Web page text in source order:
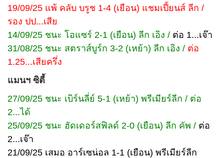
19/09/25 แพ้ คลับ บรูช 1-4 (เยือน) แชมเปี้ยนส์ ลีก /
รอง ปป...เสีย
14/09/25 ชนะ โอแซร์ 2-1 (เยือน) ลีก เอิง / ต่อ 1...เจ๊า
31/08/25 ชนะ สตราส์บูร์ก 3-2 (เหย้า) ลีก เอิง / ต่อ
1.25...เสียครึ่ง
แมนฯ ซิตี้
27/09/25 ชนะ เบิร์นลี่ย์ 5-1 (เหย้า) พรีเมียร์ลีก / ต่อ
2...ได้
25/09/25 ชนะ ฮัดเดอร์สฟิลด์ 2-0 (เยือน) ลีก คัพ / ต่อ
2...เจ๊า
21/09/25 เสมอ อาร์เซน่อล 1-1 (เยือน) พรีเมียร์ลีก